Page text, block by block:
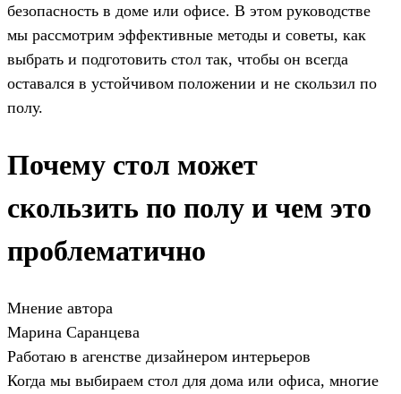
безопасность в доме или офисе. В этом руководстве
мы рассмотрим эффективные методы и советы, как
выбрать и подготовить стол так, чтобы он всегда
оставался в устойчивом положении и не скользил по
полу.
Почему стол может
скользить по полу и чем это
проблематично
Мнение автора
Марина Саранцева
Работаю в агенстве дизайнером интерьеров
Когда мы выбираем стол для дома или офиса, многие